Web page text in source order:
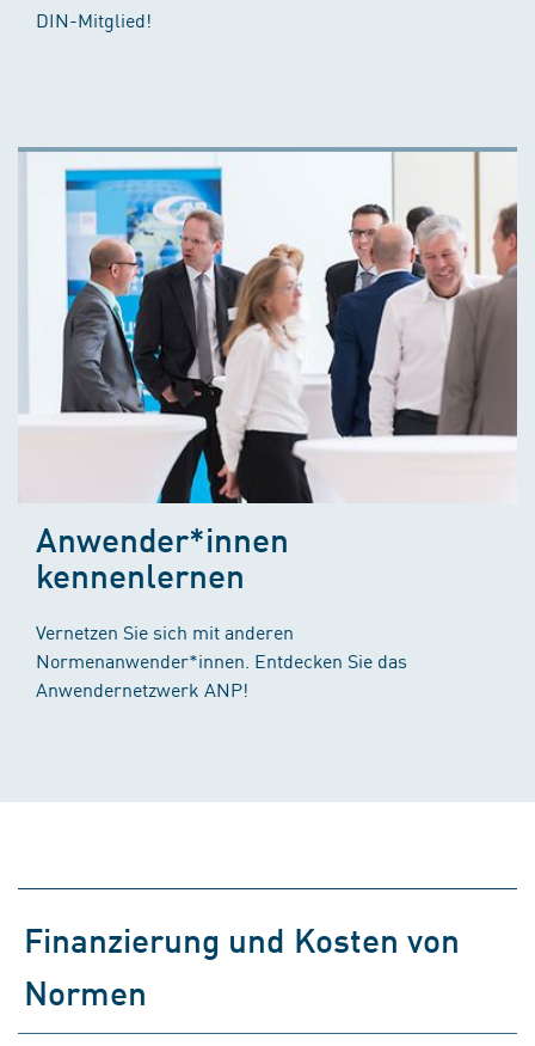
DIN-Mitglied!
Anwender*innen
kennenlernen
Vernetzen Sie sich mit anderen
Normenanwender*innen. Entdecken Sie das
Anwendernetzwerk ANP!
Finanzierung und Kosten von
Normen